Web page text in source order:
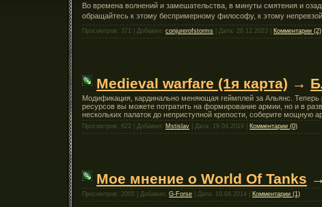
Во времена волнений и замешательства, в минуты смятения и
обращайтесь к этому беспримерному философу, к этому
Просмотров: 371 | Добавил:conjurerofstorms | Дата:28.12.2023 Комментарии (2)
Medieval warfare (1я карта) →
Модификация, кардинально меняющая геймплей за Альянc.
ресурсов вы можете потратить на формирование армии, но и в
нескольких палаток до неприступной крепости, соберите мощную
Просмотров: 622 | Добавил: Mstislav | Дата: 19.04.2019 Комментарии (0)
Мое мнение о World Of Tanks →
Просмотров: 2005 | Добавил:G-Forse | Дата: 19.04.2014 Комментарии (1)